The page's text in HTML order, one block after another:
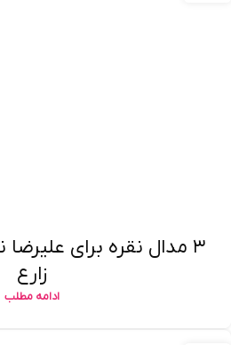
۳ مدال نقره برای
زارع
ادامه مطلب